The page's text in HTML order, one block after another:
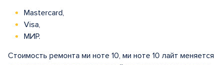
Mastercard,
Visa,
МИР.
Стоимость ремонта ми ноте 10, ми ноте 10 лайт меняется